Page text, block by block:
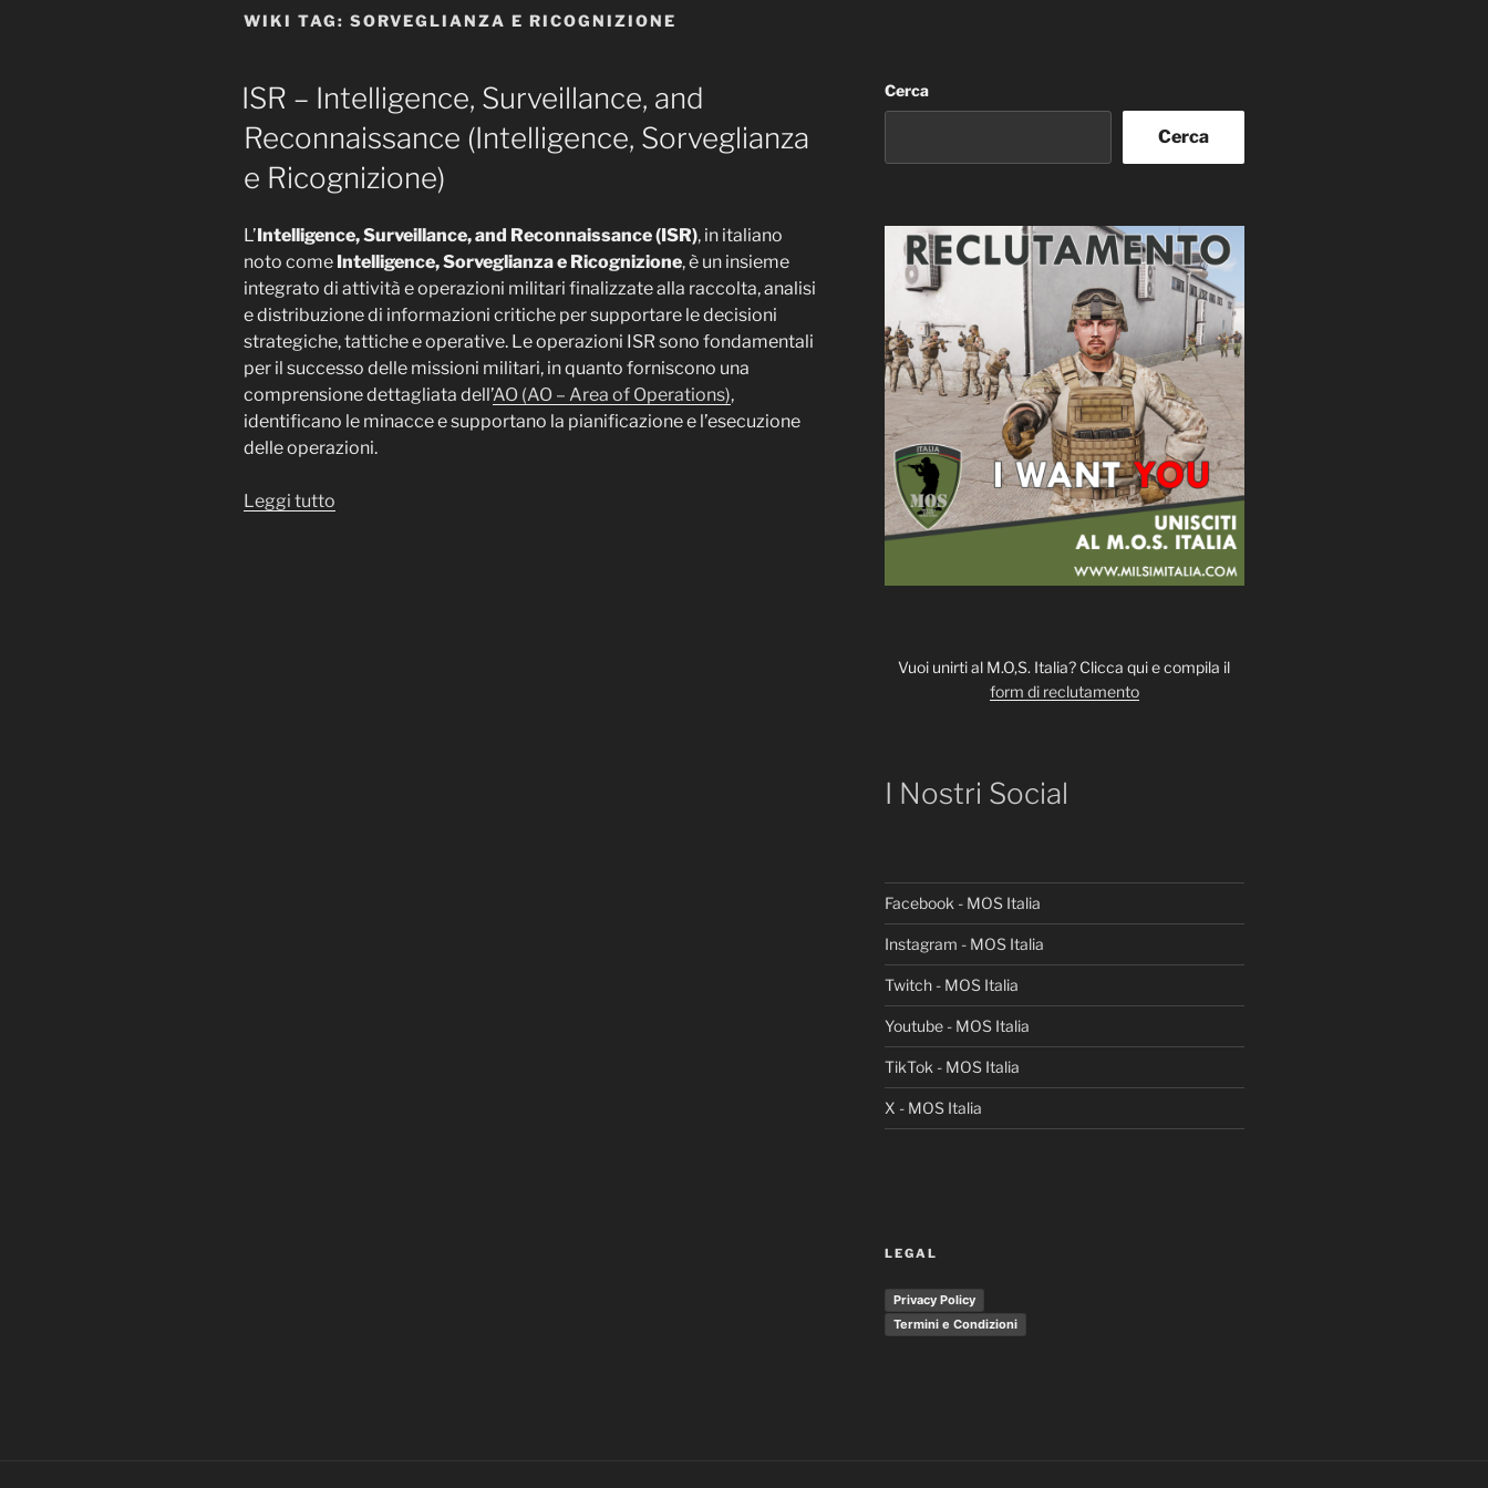
WIKI TAG: SORVEGLIANZA E RICOGNIZIONE
ISR – Intelligence, Surveillance, and
Reconnaissance (Intelligence, Sorveglianza
e Ricognizione)
L’Intelligence, Surveillance, and Reconnaissance (ISR), in italiano
noto come Intelligence, Sorveglianza e Ricognizione, è un insieme
integrato di attività e operazioni militari finalizzate alla raccolta, analisi
e distribuzione di informazioni critiche per supportare le decisioni
strategiche, tattiche e operative. Le operazioni ISR sono fondamentali
per il successo delle missioni militari, in quanto forniscono una
comprensione dettagliata dell’AO (AO – Area of Operations),
identificano le minacce e supportano la pianificazione e l’esecuzione
delle operazioni.
Leggi tutto
Cerca
Cerca
Vuoi unirti al M.O,S. Italia? Clicca qui e compila il
form di reclutamento
I Nostri Social
Facebook - MOS Italia
Instagram - MOS Italia
Twitch - MOS Italia
Youtube - MOS Italia
TikTok - MOS Italia
X - MOS Italia
LEGAL
Privacy Policy
Termini e Condizioni